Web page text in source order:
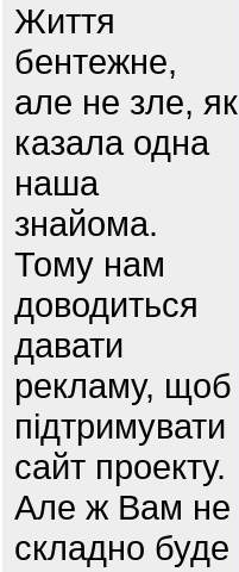
Життя
бентежне,
але не зле, як
казала одна
наша
знайома.
Тому нам
доводиться
давати
рекламу, щоб
підтримувати
сайт проекту.
Але ж Вам не
складно буде